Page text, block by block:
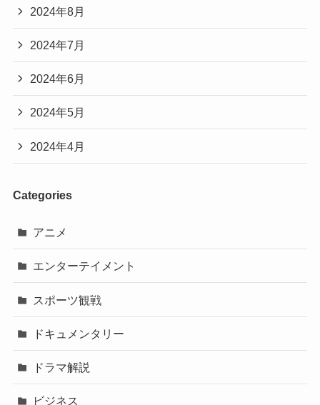
2024年8月
2024年7月
2024年6月
2024年5月
2024年4月
Categories
アニメ
エンターテイメント
スポーツ観戦
ドキュメンタリー
ドラマ解説
ビジネス